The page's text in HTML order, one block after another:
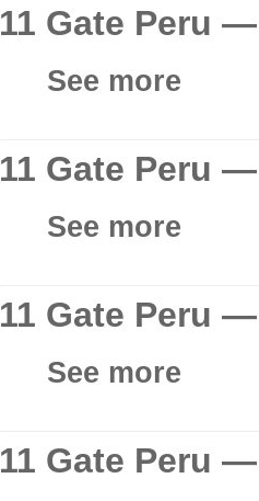
11 Gate Peru
See more
11 Gate Peru
See more
11 Gate Peru
See more
11 Gate Peru